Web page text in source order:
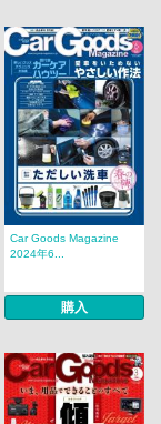
Car Goods Magazine
2024年6...
購入